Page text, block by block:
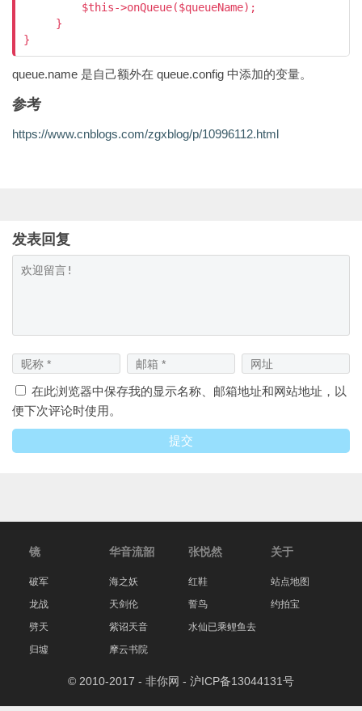
         $this->onQueue($queueName);
     }
queue.name 是自己额外在 queue.config 中添加的变量。
参考
https://www.cnblogs.com/zgxblog/p/10996112.html
发表回复
在此浏览器中保存我的显示名称、邮箱地址和网站地址，以
便下次评论时使用。
镜
破军
龙战
劈天
归墟
华音流韶
海之妖
天剑伦
紫诏天音
摩云书院
张悦然
红鞋
誓鸟
水仙已乘鲤鱼去
关于
站点地图
约拍宝
© 2010-2017 - 非你网 - 沪ICP备13044131号